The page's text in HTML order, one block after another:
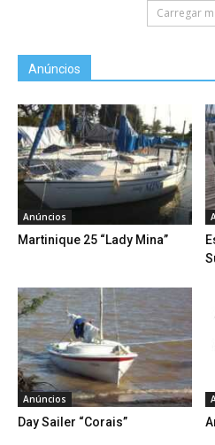
Carregar
Anúncios
Anúncios
Martinique 25 “Lady Mina”
Anúncios
Day Sailer “Corais”